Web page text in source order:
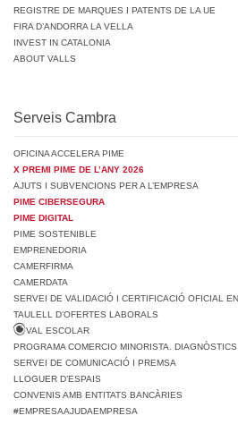
REGISTRE DE MARQUES I PATENTS DE LA UE
FIRA D’ANDORRA LA VELLA
INVEST IN CATALONIA
ABOUT VALLS
Serveis Cambra
OFICINA ACCELERA PIME
X PREMI PIME DE L’ANY 2026
AJUTS I SUBVENCIONS PER A L’EMPRESA
PIME CIBERSEGURA
PIME DIGITAL
PIME SOSTENIBLE
EMPRENEDORIA
CAMERFIRMA
CAMERDATA
SERVEI DE VALIDACIÓ I CERTIFICACIÓ OFICIAL
TAULELL D’OFERTES LABORALS
VAL ESCOLAR
PROGRAMA COMERCIO MINORISTA. DIAGNÒSTICS
SERVEI DE COMUNICACIÓ I PREMSA
LLOGUER D’ESPAIS
CONVENIS AMB ENTITATS BANCÀRIES
#EMPRESAAJUDAEMPRESA